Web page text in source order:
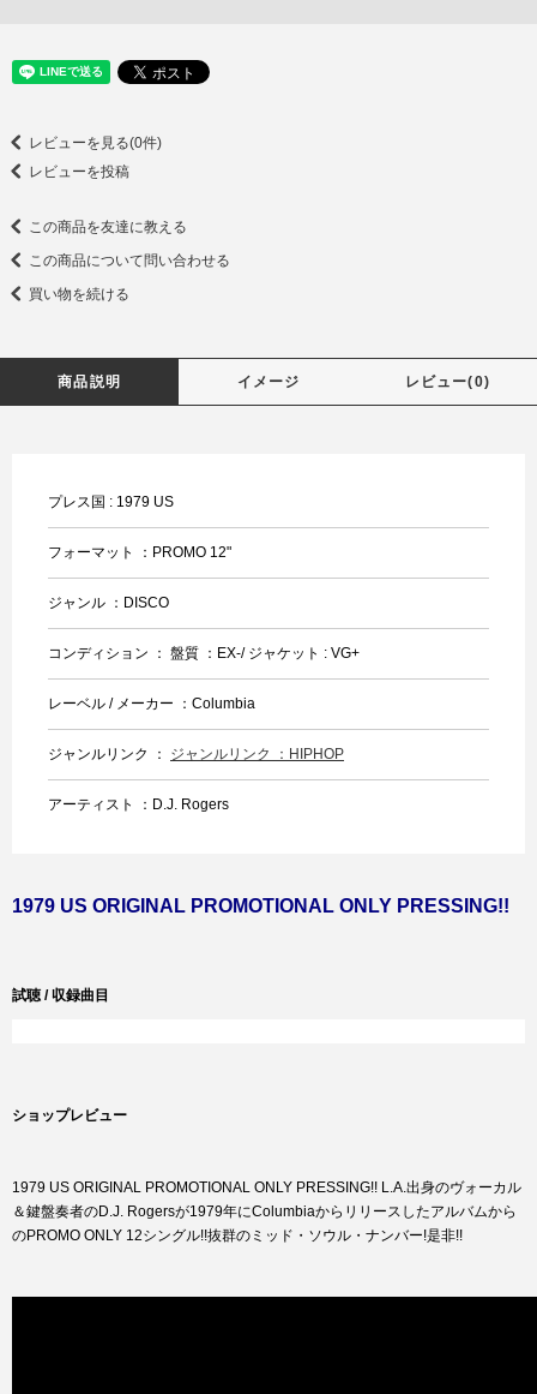
レビューを見る(0件)
レビューを投稿
この商品を友達に教える
この商品について問い合わせる
買い物を続ける
商品説明 イメージ レビュー(0)
プレス国 : 1979 US
フォーマット ：PROMO 12"
ジャンル ：DISCO
コンディション ： 盤質 ：EX-/ ジャケット : VG+
レーベル / メーカー ：Columbia
ジャンルリンク ： ジャンルリンク ：HIPHOP
アーティスト ：D.J. Rogers
1979 US ORIGINAL PROMOTIONAL ONLY PRESSING!!
試聴 / 収録曲目
ショップレビュー
1979 US ORIGINAL PROMOTIONAL ONLY PRESSING!! L.A.出身のヴォーカル
＆鍵盤奏者のD.J. Rogersが1979年にColumbiaからリリースしたアルバムから
のPROMO ONLY 12シングル!!抜群のミッド・ソウル・ナンバー!是非!!